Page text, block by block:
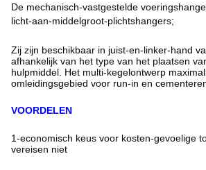
De mechanisch-vastgestelde
licht-aan-middelgroot-plichtshangers;
Zij zijn beschikbaar in juist-en-linker-hand
afhankelijk van het type van het plaatsen
hulpmiddel. Het multi-kegelontwerp
omleidingsgebied voor run-in en
VOORDELEN
1-economisch keus voor kosten-gevoelige
vereisen niet